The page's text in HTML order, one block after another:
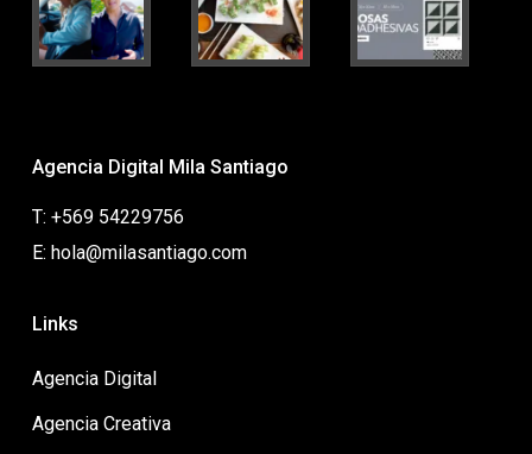
Agencia Digital Mila Santiago
T: +569 54229756
E: hola@milasantiago.com
Links
Agencia Digital
Agencia Creativa